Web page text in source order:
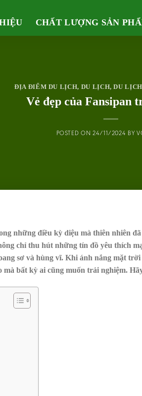
CHẤT LƯỢNG SẢN
ĐỊA ĐIỂM DU LỊCH, DU LỊCH,DU
Vẻ đẹp của Fansipan
POSTED ON 24/11/2024 BY
những điều kỳ diệu mà thiên nhiên
chỉ thu hút những tín đồ yêu thích
sơ và hùng vĩ. Khi ánh nắng mặt
bất kỳ ai cũng muốn trải nghiệm.